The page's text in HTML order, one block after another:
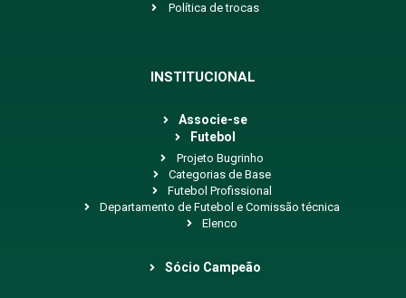
Política de trocas
INSTITUCIONAL
Associe-se
Futebol
Projeto Bugrinho
Categorias de Base
Futebol Profissional
Departamento de Futebol e Comissão técnica
Elenco
Sócio Campeão